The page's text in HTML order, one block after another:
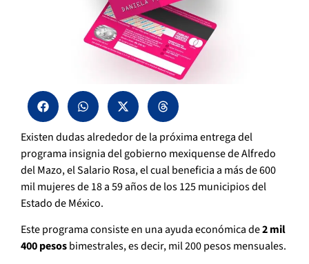
Existen dudas alrededor de la próxima entrega del
programa insignia del gobierno mexiquense de Alfredo
del Mazo, el Salario Rosa, el cual beneficia a más de 600
mil mujeres de 18 a 59 años de los 125 municipios del
Estado de México.
Este programa consiste en una ayuda económica de2 mil
400 pesosbimestrales, es decir, mil 200 pesos mensuales.